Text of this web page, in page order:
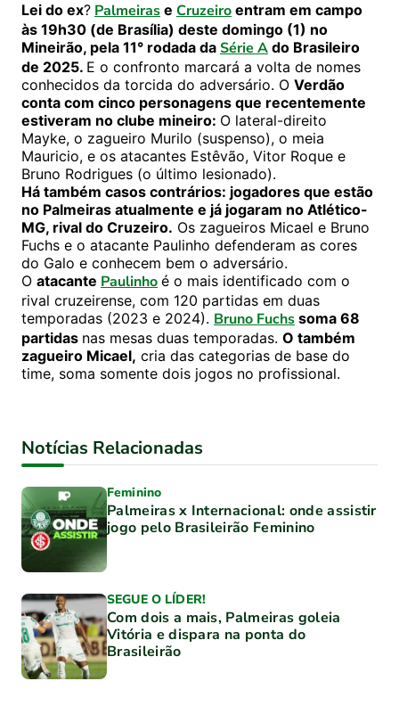
Lei do ex? Palmeiras e Cruzeiro entram em campo
às 19h30 (de Brasília) deste domingo (1) no
Mineirão, pela 11° rodada da Série A do Brasileiro
de 2025. E o confronto marcará a volta de nomes
conhecidos da torcida do adversário. O Verdão
conta com cinco personagens que recentemente
estiveram no clube mineiro: O lateral-direito
Mayke, o zagueiro Murilo (suspenso), o meia
Mauricio, e os atacantes Estêvão, Vitor Roque e
Bruno Rodrigues (o último lesionado).
Há também casos contrários: jogadores que estão
no Palmeiras atualmente e já jogaram no Atlético-
MG, rival do Cruzeiro. Os zagueiros Micael e Bruno
Fuchs e o atacante Paulinho defenderam as cores
do Galo e conhecem bem o adversário.
O atacante Paulinho é o mais identificado com o
rival cruzeirense, com 120 partidas em duas
temporadas (2023 e 2024). Bruno Fuchs soma 68
partidas nas mesas duas temporadas. O também
zagueiro Micael, cria das categorias de base do
time, soma somente dois jogos no profissional.
Notícias Relacionadas
Feminino
Palmeiras x Internacional: onde assistir
jogo pelo Brasileirão Feminino
SEGUE O LÍDER!
Com dois a mais, Palmeiras goleia
Vitória e dispara na ponta do
Brasileirão